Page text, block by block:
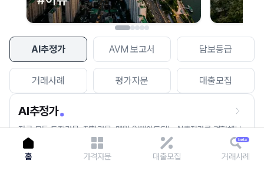
AI추정가 AVM 보고서 담보등급
거래사례 평가자문 대출모집
AI추정가
전국 모든 토지건물, 집합건물, 매월 업데이트되는 AI추정가를 경험해보
세요.
홈 가격자문 대출모집 거래사례